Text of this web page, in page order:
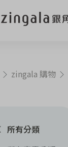
zingala 購物
所有分類